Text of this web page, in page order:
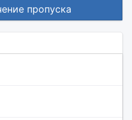
пропуска